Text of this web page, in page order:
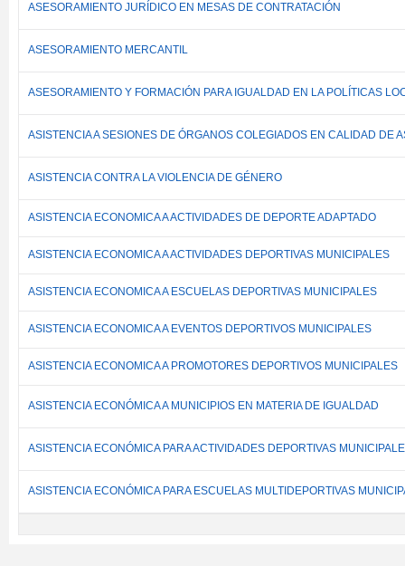
ASESORAMIENTO JURÍDICO EN MESAS DE CONTRATACIÓN
ASESORAMIENTO MERCANTIL
ASESORAMIENTO Y FORMACIÓN PARA IGUALDAD EN LA POLÍTICAS
ASISTENCIA A SESIONES DE ÓRGANOS COLEGIADOS EN CALIDAD DE
ASISTENCIA CONTRA LA VIOLENCIA DE GÉNERO
ASISTENCIA ECONOMICA A ACTIVIDADES DE DEPORTE ADAPTADO
ASISTENCIA ECONOMICA A ACTIVIDADES DEPORTIVAS MUNICIPALES
ASISTENCIA ECONOMICA A ESCUELAS DEPORTIVAS MUNICIPALES
ASISTENCIA ECONOMICA A EVENTOS DEPORTIVOS MUNICIPALES
ASISTENCIA ECONOMICA A PROMOTORES DEPORTIVOS MUNICIPALES
ASISTENCIA ECONÓMICA A MUNICIPIOS EN MATERIA DE IGUALDAD
ASISTENCIA ECONÓMICA PARA ACTIVIDADES DEPORTIVAS
ASISTENCIA ECONÓMICA PARA ESCUELAS MULTIDEPORTIVAS